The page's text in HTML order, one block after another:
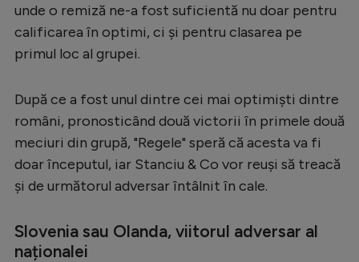
Ligue 1
Campionate
EURO 2024
Stranieri
Clasamente
unde o remiză ne-a fost suficientă nu doar pentru
calificarea în optimi, ci și pentru clasarea pe
primul loc al grupei.
După ce a fost unul dintre cei mai optimiști dintre
români, pronosticând două victorii în primele două
meciuri din grupă, "Regele" speră că acesta va fi
doar începutul, iar Stanciu & Co vor reuși să treacă
și de următorul adversar întâlnit în cale.
Slovenia sau Olanda, viitorul adversar al
naționalei